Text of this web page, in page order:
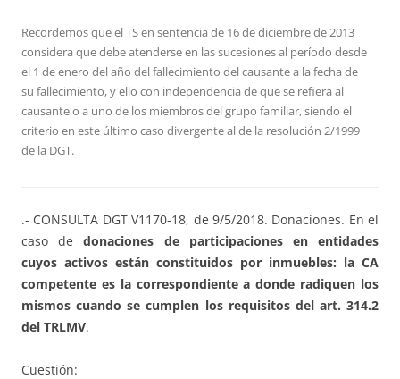
Recordemos que el TS en sentencia de 16 de diciembre de 2013
considera que debe atenderse en las sucesiones al período desde
el 1 de enero del año del fallecimiento del causante a la fecha de
su fallecimiento, y ello con independencia de que se refiera al
causante o a uno de los miembros del grupo familiar, siendo el
criterio en este último caso divergente al de la resolución 2/1999
de la DGT.
.- CONSULTA DGT V1170-18, de 9/5/2018. Donaciones. En el
caso dedonaciones de participaciones en entidades
cuyos activos están constituidos por inmuebles: la CA
competente es la correspondiente a donde radiquen los
mismos cuando se cumplen los requisitos del art. 314.2
del TRLMV.
Cuestión: